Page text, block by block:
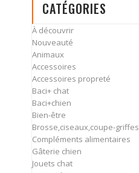
CATÉGORIES
À découvrir
Nouveauté
Animaux
Accessoires
Accessoires propreté
Baci+ chat
Baci+chien
Bien-être
Brosse,ciseaux,coupe-griffes
Compléments alimentaires
Gâterie chien
Jouets chat